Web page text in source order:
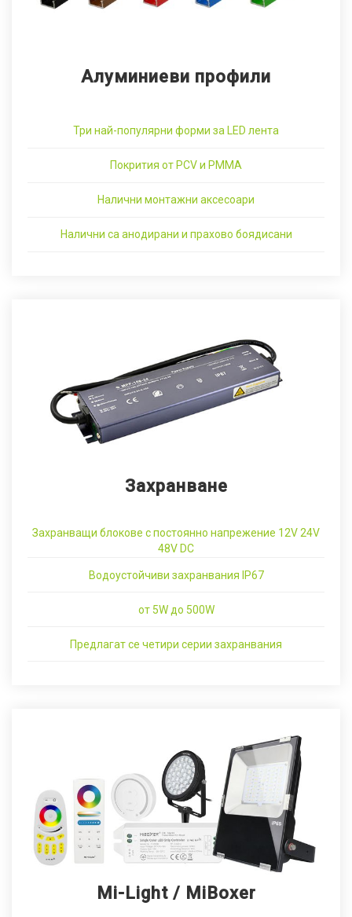
Алуминиеви профили
Три най-популярни форми за LED лента
Покрития от PCV и PMMA
Налични монтажни аксесоари
Налични са анодирани и прахово боядисани
Захранване
Захранващи блокове с постоянно напрежение 12V 24V
48V DC
Водоустойчиви захранвания IP67
от 5W до 500W
Предлагат се четири серии захранвания
Mi-Light / MiBoxer